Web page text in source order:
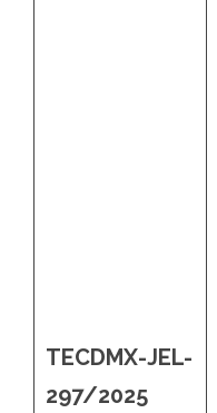
TECDMX-JEL-
297/2025